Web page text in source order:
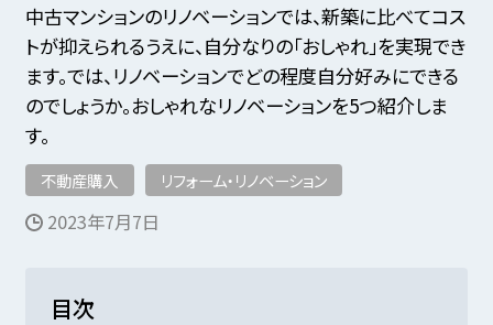
中古マンションのリノベーションでは、新築に比べてコス
トが抑えられるうえに、自分なりの「おしゃれ」を実現でき
ます。では、リノベーションでどの程度自分好みにできる
のでしょうか。おしゃれなリノベーションを5つ紹介しま
す。
不動産購入 リフォーム・リノベーション
2023年7月7日
目次